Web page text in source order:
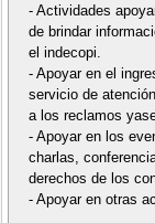
- Actividades
de brindar
el indecopi.
- Apoyar en el
servicio de
a los reclamos
- Apoyar en los
charlas,
derechos de los
- Apoyar en otras